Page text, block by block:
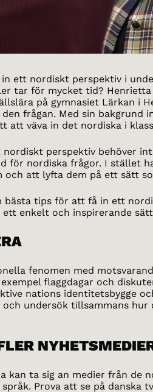
ett nordiskt perspektiv i
tar för mycket tid? Henrietta
på gymnasiet Lärkan i
frågan. Med sin bakgrund
att väva in det nordiska i
perspektiv behöver
för nordiska frågor. I stället
och att lyfta dem på ett sätt
bästa tips för att få in ett
ett enkelt och inspirerande
fenomen med
flaggdagar och
nations identitetsbygge
undersök tillsammans hur
kan ta sig an medier från de
Prova att se på danska